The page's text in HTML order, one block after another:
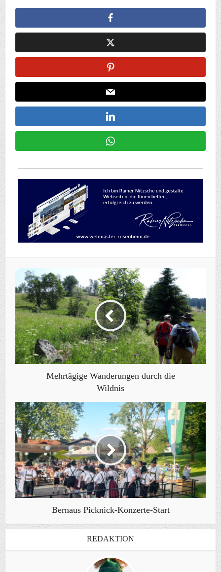
Mehrtägige Wanderungen durch die
Wildnis
Bernaus Picknick-Konzerte-Start
REDAKTION